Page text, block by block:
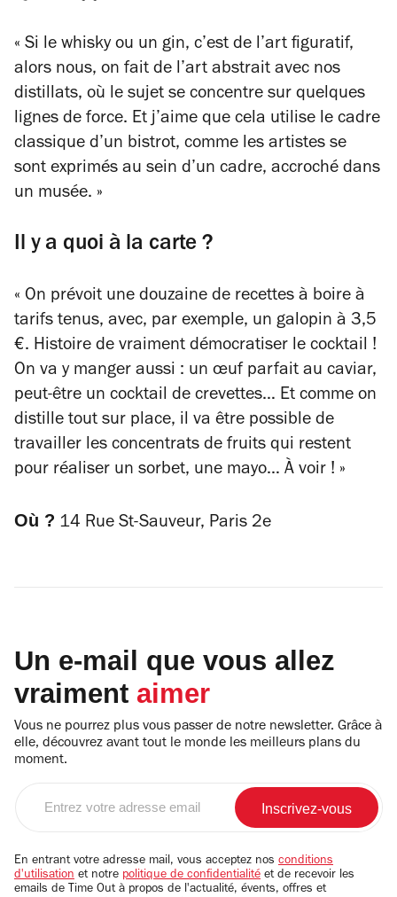
« Si le whisky ou un gin, c’est de l’art figuratif,
alors nous, on fait de l’art abstrait avec nos
distillats, où le sujet se concentre sur quelques
lignes de force. Et j’aime que cela utilise le cadre
classique d’un bistrot, comme les artistes se
sont exprimés au sein d’un cadre, accroché dans
un musée. »
Il y a quoi à la carte ?
« On prévoit une douzaine de recettes à boire à
tarifs tenus, avec, par exemple, un galopin à 3,5
€. Histoire de vraiment démocratiser le cocktail !
On va y manger aussi : un œuf parfait au caviar,
peut-être un cocktail de crevettes… Et comme on
distille tout sur place, il va être possible de
travailler les concentrats de fruits qui restent
pour réaliser un sorbet, une mayo… À voir ! »
Où ? 14 Rue St-Sauveur, Paris 2e
Un e-mail que vous allez
vraiment aimer
Vous ne pourrez plus vous passer de notre newsletter. Grâce à
elle, découvrez avant tout le monde les meilleurs plans du
moment.
email
En entrant votre adresse mail, vous acceptez nos conditions
d'utilisation et notre politique de confidentialité et de recevoir les
emails de Time Out à propos de l'actualité, évents, offres et